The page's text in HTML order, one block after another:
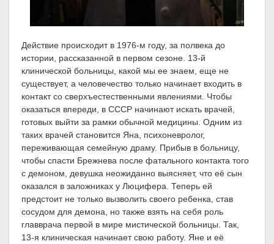
Действие происходит в 1976-м году, за полвека до
истории, рассказанной в первом сезоне. 13-й
клинической больницы, какой мы ее знаем, еще не
существует, а человечество только начинает входить в
контакт со сверхъестественными явлениями. Чтобы
оказаться впереди, в СССР начинают искать врачей,
готовых выйти за рамки обычной медицины. Одним из
таких врачей становится Яна, психоневролог,
переживающая семейную драму. Прибыв в больницу,
чтобы спасти Брежнева после фатального контакта того
с демоном, девушка неожиданно выясняет, что её сын
оказался в заложниках у Люцифера. Теперь ей
предстоит не только вызволить своего ребенка, став
сосудом для демона, но также взять на себя роль
главврача первой в мире мистической больницы. Так,
13-я клиническая начинает свою работу. Яне и её